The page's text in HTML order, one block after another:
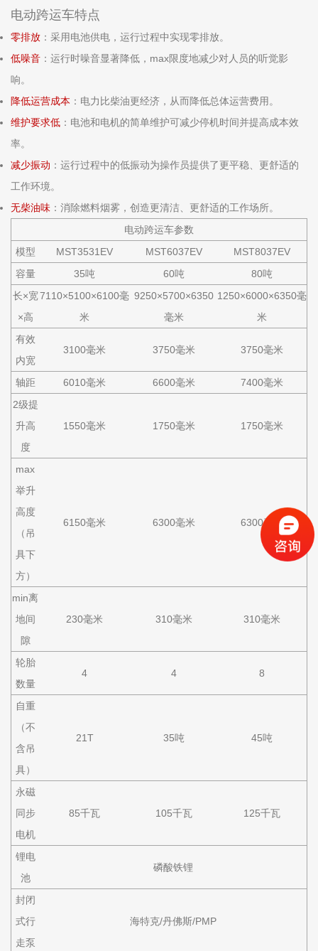
电动跨运车特点
零排放 ：采用电池供电，运行过程中实现零排放。
低噪音 ：运行时噪音显著降低，max限度地减少对人员的听觉影
响。
降低运营成本 ：电力比柴油更经济，从而降低总体运营费用。
维护要求低 ：电池和电机的简单维护可减少停机时间并提高成本效
率。
减少振动 ：运行过程中的低振动为操作员提供了更平稳、更舒适的
工作环境。
无柴油味 ：消除燃料烟雾，创造更清洁、更舒适的工作场所。
电动跨运车参数
模型
MST3531EV MST6037EV
MST8037EV
容量
35吨 60吨
80吨
长×宽
×高
7110×5100×6100毫
米
9250×5700×6350
毫米
1250×6000×6350毫
米
有效
内宽
3100毫米 3750毫米 3750毫米
轴距 6010毫米 6600毫米
7400毫米
2级提
升高
度
1550毫米 1750毫米 1750毫米
max
举升
高度
（吊
具下
方）
6150毫米 6300毫米 6300毫米
min离
地间
隙
230毫米 310毫米 310毫米
轮胎
数量
4 4 8
自重
（不
含吊
具）
21T 35吨 45吨
永磁
同步
电机
85千瓦 105千瓦 125千瓦
锂电
池
磷酸铁锂
封闭
式行
走泵
海特克/丹佛斯/PMP